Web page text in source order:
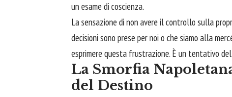
un esame di coscienza.
La sensazione di non avere il controllo sulla
decisioni sono prese per noi o che siamo alla
esprimere questa frustrazione. È un tentativo
La Smorfia
del Destino